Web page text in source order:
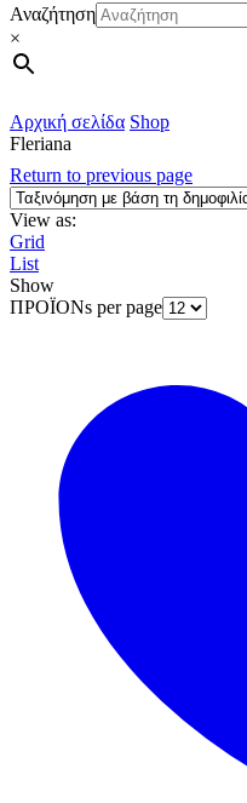
Αναζήτηση
×
Αρχική σελίδα Shop
Fleriana
Return to previous page
View as:
Grid
List
Show
ΠΡΟΪΟΝs per page